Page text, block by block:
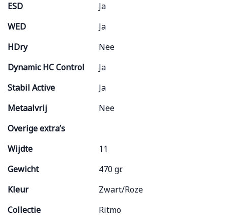
ESD
Ja
WED
Ja
HDry
Nee
Dynamic HC Control
Ja
Stabil Active
Ja
Metaalvrij
Nee
Overige extra’s
Wijdte
11
Gewicht
470 gr.
Kleur
Zwart/Roze
Collectie
Ritmo